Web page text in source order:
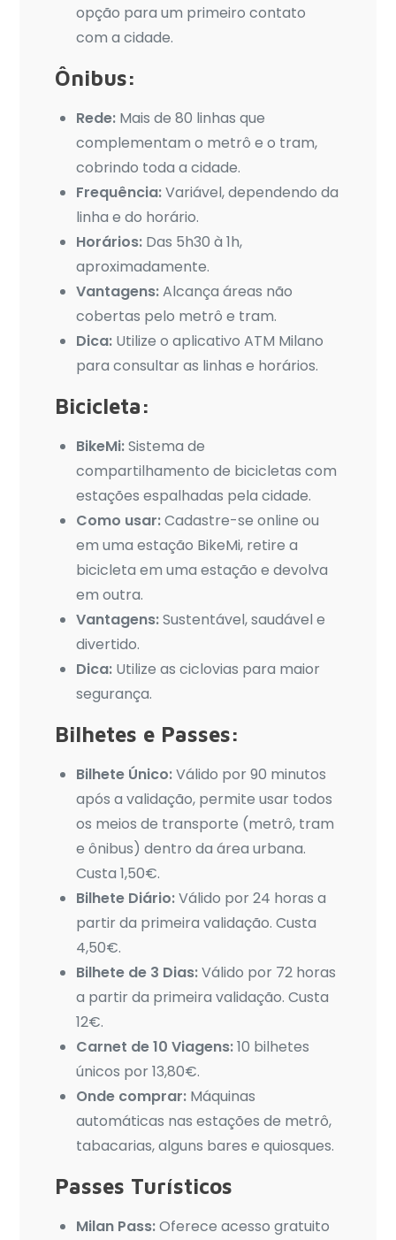
opção para um primeiro contato
com a cidade.
Ônibus:
Rede: Mais de 80 linhas que
complementam o metrô e o tram,
cobrindo toda a cidade.
Frequência:Variável, dependendo da
linha e do horário.
Horários: Das 5h30 à 1h,
aproximadamente.
Vantagens:Alcança áreas não
cobertas pelo metrô e tram.
Dica: Utilize o aplicativo ATM Milano
para consultar as linhas e horários.
Bicicleta:
BikeMi:Sistema de
compartilhamento de bicicletas com
estações espalhadas pela cidade.
Como usar:Cadastre-se online ou
em uma estação BikeMi, retire a
bicicleta em uma estação e devolva
em outra.
Vantagens:Sustentável, saudável e
divertido.
Dica: Utilize as ciclovias para maior
segurança.
Bilhetes e Passes:
Bilhete Único:Válido por 90 minutos
após a validação, permite usar todos
os meios de transporte (metrô, tram
e ônibus) dentro da área urbana.
Custa 1,50€.
Bilhete Diário:Válido por 24 horas a
partir da primeira validação. Custa
4,50€.
Bilhete de 3 Dias:Válido por 72 horas
a partir da primeira validação. Custa
12€.
Carnet de 10 Viagens:10 bilhetes
únicos por 13,80€.
Onde comprar: Máquinas
automáticas nas estações de metrô,
tabacarias, alguns bares e quiosques.
Passes Turísticos
Milan Pass:Oferece acesso gratuito